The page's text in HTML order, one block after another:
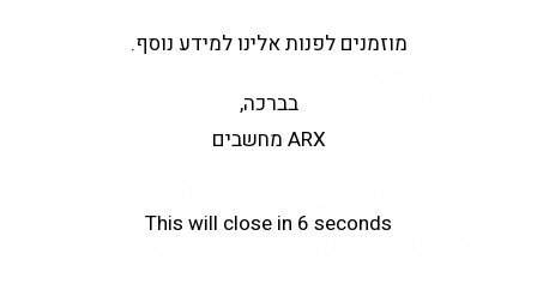
32GB(2X16GB) DDR5
מוזמנים לפנות אלינו למידע נוסף.
בברכה,
ARX מחשבים
This will close in 6 seconds